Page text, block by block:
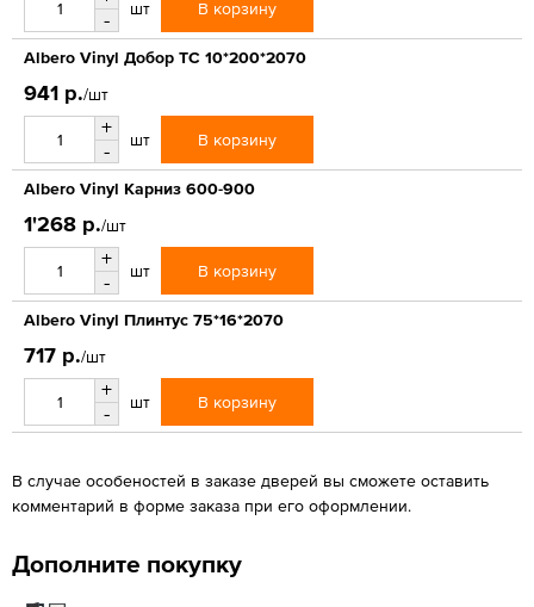
-
шт В корзину
Albero Vinyl Добор ТС 10*200*2070
941 р./шт
+
-
шт В корзину
Albero Vinyl Карниз 600-900
1'268 р./шт
+
-
шт В корзину
Albero Vinyl Плинтус 75*16*2070
717 р./шт
+
-
шт В корзину
В случае особеностей в заказе дверей вы сможете оставить
комментарий в форме заказа при его оформлении.
Дополните покупку